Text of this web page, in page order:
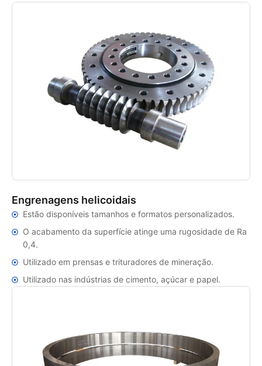
Engrenagens helicoidais
Estão disponíveis tamanhos e formatos personalizados.
O acabamento da superfície atinge uma rugosidade de Ra
0,4.
Utilizado em prensas e trituradores de mineração.
Utilizado nas indústrias de cimento, açúcar e papel.